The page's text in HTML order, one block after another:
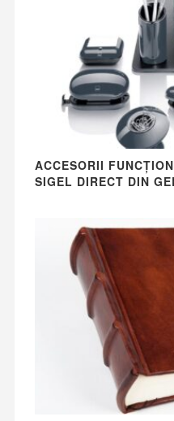
ACCESORII
SIGEL DIRECT DIN